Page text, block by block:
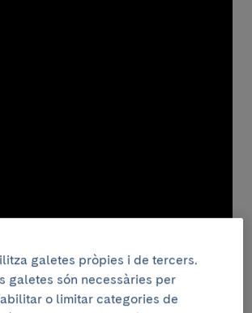
galetes pròpies i de tercers.
galetes són necessàries per
o limitar categories de